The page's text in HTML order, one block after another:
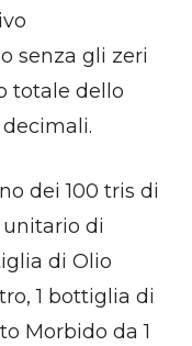
senza gli zeri
totale dello
dei 100 tris di
di
di Olio
1 bottiglia di
Morbido da 1